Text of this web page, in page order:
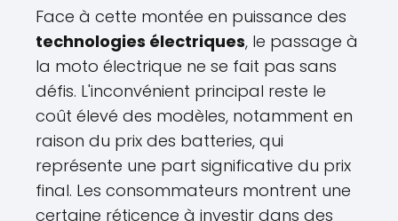
Face à cette montée en puissance des
technologies électriques, le passage à
la moto électrique ne se fait pas sans
défis. L'inconvénient principal reste le
coût élevé des modèles, notamment en
raison du prix des batteries, qui
représente une part significative du prix
final. Les consommateurs montrent une
certaine réticence à investir dans des